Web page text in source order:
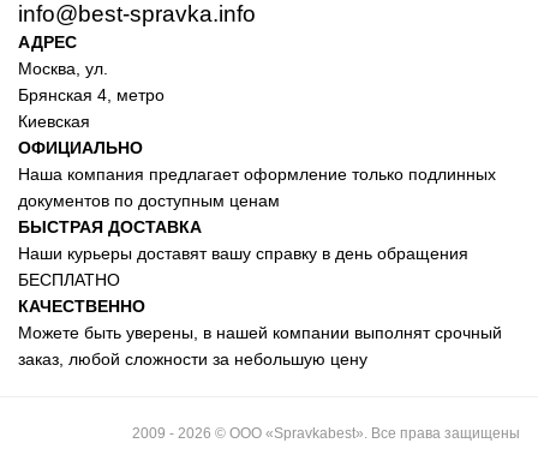
info@best-spravka.info
АДРЕС
Москва, ул.
Брянская 4, метро
Киевская
ОФИЦИАЛЬНО
Наша компания предлагает оформление только подлинных
документов по доступным ценам
БЫСТРАЯ ДОСТАВКА
Наши курьеры доставят вашу справку в день обращения
БЕСПЛАТНО
КАЧЕСТВЕННО
Можете быть уверены, в нашей компании выполнят срочный
заказ, любой сложности за небольшую цену
2009 - 2026 © ООО «Spravkabest». Все права защищены